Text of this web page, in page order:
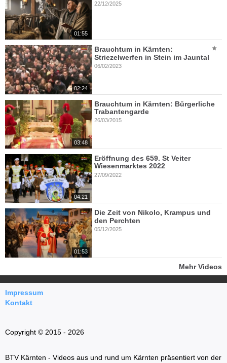
01:55
22/12/2025
02:24
Brauchtum in Kärnten:
Striezelwerfen in Stein im Jauntal
06/02/2023
03:48
Brauchtum in Kärnten: Bürgerliche
Trabantengarde
26/03/2015
04:21
Eröffnung des 659. St Veiter
Wiesenmarktes 2022
27/09/2022
01:53
Die Zeit von Nikolo, Krampus und
den Perchten
05/12/2025
Mehr Videos
Impressum
Kontakt
Copyright © 2015 - 2026
BTV Kärnten - Videos aus und rund um Kärnten präsentiert von der